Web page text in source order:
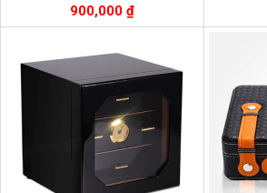
900,000 ₫